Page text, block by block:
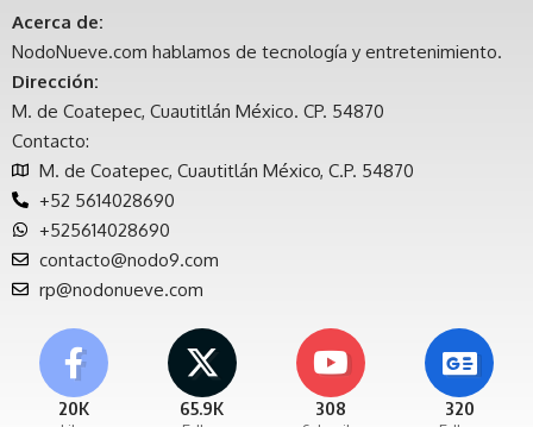
Acerca de:
NodoNueve.com hablamos de tecnología y entretenimiento.
Dirección:
M. de Coatepec, Cuautitlán México. CP. 54870
Contacto:
M. de Coatepec, Cuautitlán México, C.P. 54870
+52 5614028690
+525614028690
contacto@nodo9.com
rp@nodonueve.com
20K 65.9K 308 320